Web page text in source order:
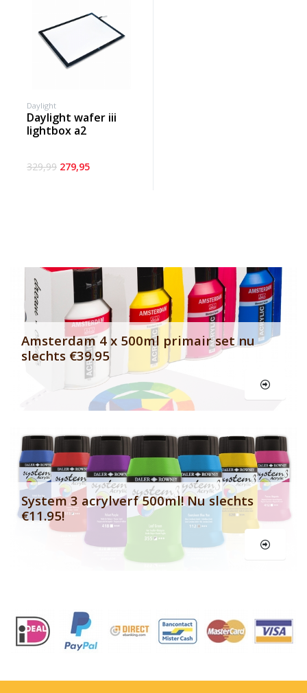
Daylight
daylight wafer iii
lightbox a2
329,99 279,95
Banner row 2
Amsterdam 4 x 500ml primair set nu
slechts €39.95
System 3 acrylverf 500ml! Nu slechts
€11.95!